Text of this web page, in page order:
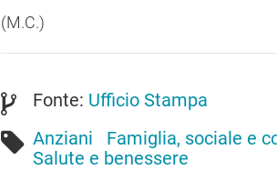
(M.C.)
Fonte: Ufficio Stampa
Anziani
Famiglia, sociale e
Salute e benessere